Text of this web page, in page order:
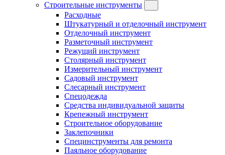
Строительные инструменты
Расходные
Штукатурный и отделочный инструмент
Отделочный инструмент
Разметочный инструмент
Режущий инструмент
Столярный инструмент
Измерительный инструмент
Садовый инструмент
Слесарный инструмент
Спецодежда
Средства индивидуальной защиты
Крепежный инструмент
Строительное оборудование
Заклепочники
Специнструменты для ремонта
Паяльное оборудование